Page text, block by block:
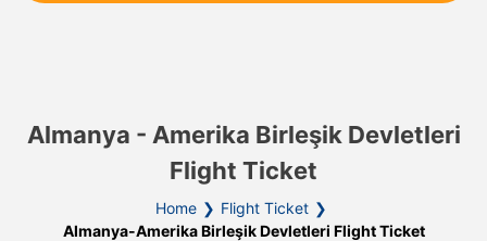
Almanya - Amerika Birleşik Devletleri
Flight Ticket
Home
Flight Ticket
Almanya-Amerika Birleşik Devletleri Flight Ticket